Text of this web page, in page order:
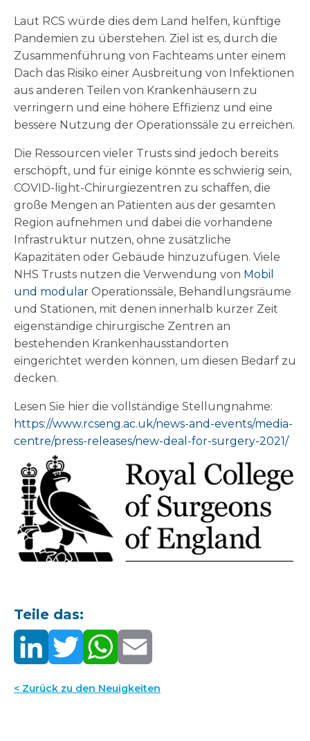
Laut RCS würde dies dem Land helfen, künftige
Pandemien zu überstehen. Ziel ist es, durch die
Zusammenführung von Fachteams unter einem
Dach das Risiko einer Ausbreitung von Infektionen
aus anderen Teilen von Krankenhäusern zu
verringern und eine höhere Effizienz und eine
bessere Nutzung der Operationssäle zu erreichen.
Die Ressourcen vieler Trusts sind jedoch bereits
erschöpft, und für einige könnte es schwierig sein,
COVID-light-Chirurgiezentren zu schaffen, die
große Mengen an Patienten aus der gesamten
Region aufnehmen und dabei die vorhandene
Infrastruktur nutzen, ohne zusätzliche
Kapazitäten oder Gebäude hinzuzufügen. Viele
NHS Trusts nutzen die Verwendung von Mobil
und modular Operationssäle, Behandlungsräume
und Stationen, mit denen innerhalb kurzer Zeit
eigenständige chirurgische Zentren an
bestehenden Krankenhausstandorten
eingerichtet werden können, um diesen Bedarf zu
decken.
Lesen Sie hier die vollständige Stellungnahme:
https://www.rcseng.ac.uk/news-and-events/media-
centre/press-releases/new-deal-for-surgery-2021/
Teile das:
< Zurück zu den Neuigkeiten